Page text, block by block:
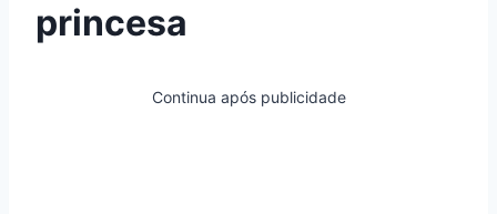
princesa
Continua após publicidade